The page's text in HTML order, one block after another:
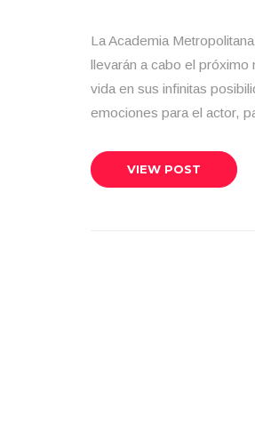
La Academia
llevarán a cabo el
vida en sus infinitas
emociones para el actor,
VIEW POST